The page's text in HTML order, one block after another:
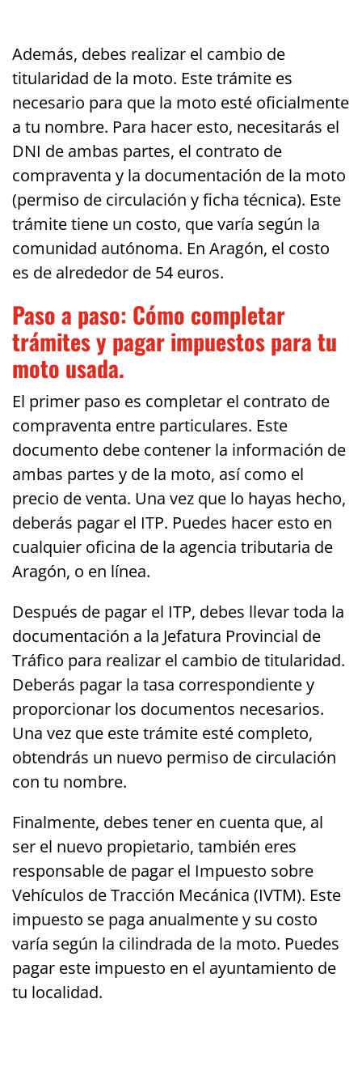
Además, debes realizar el cambio de
titularidad de la moto. Este trámite es
necesario para que la moto esté oficialmente
a tu nombre. Para hacer esto, necesitarás el
DNI de ambas partes, el contrato de
compraventa y la documentación de la moto
(permiso de circulación y ficha técnica). Este
trámite tiene un costo, que varía según la
comunidad autónoma. En Aragón, el costo
es de alrededor de 54 euros.
Paso a paso: Cómo completar
trámites y pagar impuestos para tu
moto usada.
El primer paso es completar el contrato de
compraventa entre particulares. Este
documento debe contener la información de
ambas partes y de la moto, así como el
precio de venta. Una vez que lo hayas hecho,
deberás pagar el ITP. Puedes hacer esto en
cualquier oficina de la agencia tributaria de
Aragón, o en línea.
Después de pagar el ITP, debes llevar toda la
documentación a la Jefatura Provincial de
Tráfico para realizar el cambio de titularidad.
Deberás pagar la tasa correspondiente y
proporcionar los documentos necesarios.
Una vez que este trámite esté completo,
obtendrás un nuevo permiso de circulación
con tu nombre.
Finalmente, debes tener en cuenta que, al
ser el nuevo propietario, también eres
responsable de pagar el Impuesto sobre
Vehículos de Tracción Mecánica (IVTM). Este
impuesto se paga anualmente y su costo
varía según la cilindrada de la moto. Puedes
pagar este impuesto en el ayuntamiento de
tu localidad.